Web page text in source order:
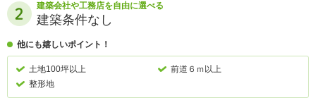
建築会社や工務店を自由に選べる
建築条件なし
他にも嬉しいポイント！
土地100坪以上
前道６ｍ以上
整形地